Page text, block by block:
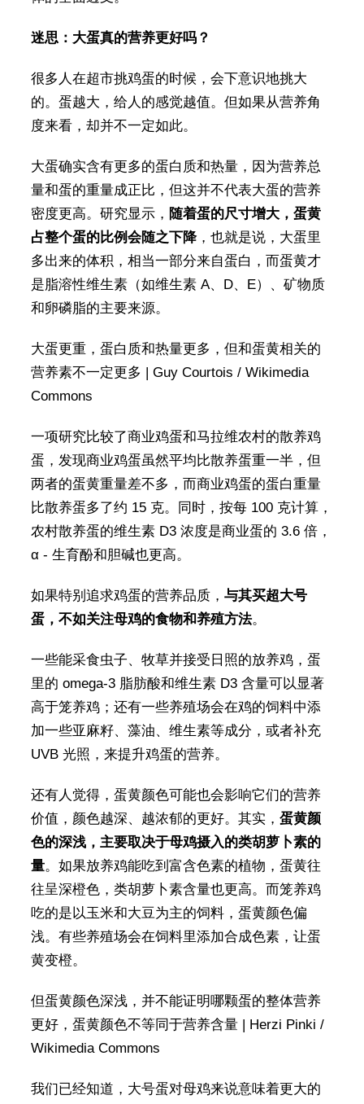
迷思：大蛋真的营养更好吗？
很多人在超市挑鸡蛋的时候，会下意识地挑大
的。蛋越大，给人的感觉越值。但如果从营养角
度来看，却并不一定如此。
大蛋确实含有更多的蛋白质和热量，因为营养总
量和蛋的重量成正比，但这并不代表大蛋的营养
密度更高。研究显示， 随着蛋的尺寸增大，蛋黄
占整个蛋的比例会随之下降，也就是说，大蛋里
多出来的体积，相当一部分来自蛋白，而蛋黄才
是脂溶性维生素（如维生素 A、D、E）、矿物质
和卵磷脂的主要来源。
大蛋更重，蛋白质和热量更多，但和蛋黄相关的
营养素不一定更多 | Guy Courtois / Wikimedia
Commons
一项研究比较了商业鸡蛋和马拉维农村的散养鸡
蛋，发现商业鸡蛋虽然平均比散养蛋重一半，但
两者的蛋黄重量差不多，而商业鸡蛋的蛋白重量
比散养蛋多了约 15 克。同时，按每 100 克计算，
农村散养蛋的维生素 D3 浓度是商业蛋的 3.6 倍，
α - 生育酚和胆碱也更高。
如果特别追求鸡蛋的营养品质， 与其买超大号
蛋，不如关注母鸡的食物和养殖方法。
一些能采食虫子、牧草并接受日照的放养鸡，蛋
里的 omega-3 脂肪酸和维生素 D3 含量可以显著
高于笼养鸡；还有一些养殖场会在鸡的饲料中添
加一些亚麻籽、藻油、维生素等成分，或者补充
UVB 光照，来提升鸡蛋的营养。
还有人觉得，蛋黄颜色可能也会影响它们的营养
价值，颜色越深、越浓郁的更好。其实， 蛋黄颜
色的深浅，主要取决于母鸡摄入的类胡萝卜素的
量。如果放养鸡能吃到富含色素的植物，蛋黄往
往呈深橙色，类胡萝卜素含量也更高。而笼养鸡
吃的是以玉米和大豆为主的饲料，蛋黄颜色偏
浅。有些养殖场会在饲料里添加合成色素，让蛋
黄变橙。
但蛋黄颜色深浅，并不能证明哪颗蛋的整体营养
更好，蛋黄颜色不等同于营养含量 | Herzi Pinki /
Wikimedia Commons
我们已经知道，大号蛋对母鸡来说意味着更大的